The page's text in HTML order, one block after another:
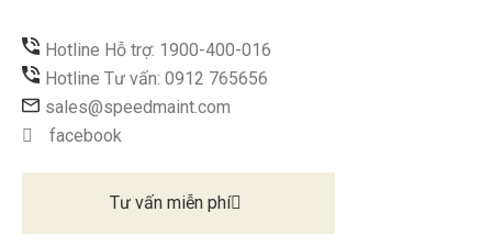
Hotline Hỗ trợ: 1900-400-016
Hotline Tư vấn: 0912 765656
sales@speedmaint.com
facebook
Tư vấn miễn phí